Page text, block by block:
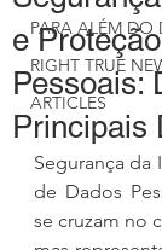
PARA ALÉM DO
RIGHT TRUE
ARTICLES
e
Pessoais:
Principais
Segurança da
de Dados
se cruzam no